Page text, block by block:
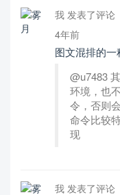
我 发表了评论
4年前
图文混排的
@u7483
环境，也
令，否则
命令比较
现
我 发表了评论